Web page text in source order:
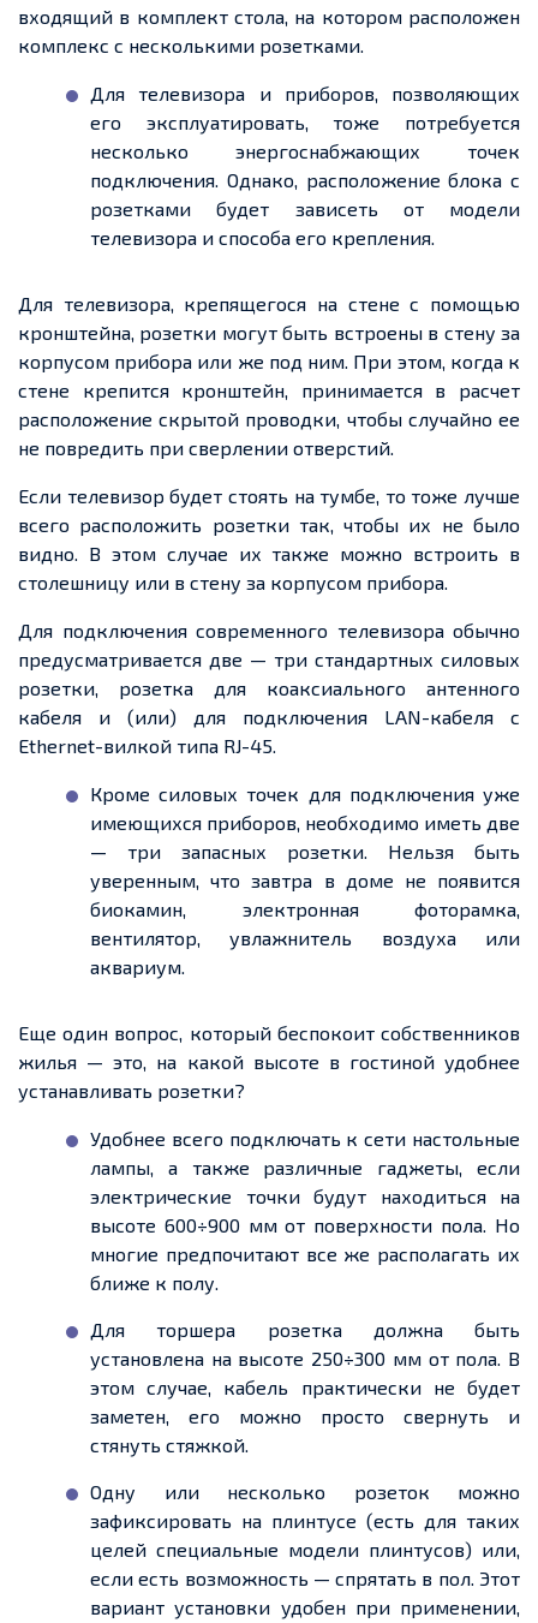
входящий в комплект стола, на котором расположен
комплекс с несколькими розетками.
Для телевизора и приборов, позволяющих
его эксплуатировать, тоже потребуется
несколько энергоснабжающих точек
подключения. Однако, расположение блока с
розетками будет зависеть от модели
телевизора и способа его крепления.
Для телевизора, крепящегося на стене с помощью
кронштейна, розетки могут быть встроены в стену за
корпусом прибора или же под ним. При этом, когда к
стене крепится кронштейн, принимается в расчет
расположение скрытой проводки, чтобы случайно ее
не повредить при сверлении отверстий.
Если телевизор будет стоять на тумбе, то тоже лучше
всего расположить розетки так, чтобы их не было
видно. В этом случае их также можно встроить в
столешницу или в стену за корпусом прибора.
Для подключения современного телевизора обычно
предусматривается две — три стандартных силовых
розетки, розетка для коаксиального антенного
кабеля и (или) для подключения LAN-кабеля с
Ethernet-вилкой типа RJ-45.
Кроме силовых точек для подключения уже
имеющихся приборов, необходимо иметь две
— три запасных розетки. Нельзя быть
уверенным, что завтра в доме не появится
биокамин, электронная фоторамка,
вентилятор, увлажнитель воздуха или
аквариум.
Еще один вопрос, который беспокоит собственников
жилья — это, на какой высоте в гостиной удобнее
устанавливать розетки?
Удобнее всего подключать к сети настольные
лампы, а также различные гаджеты, если
электрические точки будут находиться на
высоте 600÷900 мм от поверхности пола. Но
многие предпочитают все же располагать их
ближе к полу.
Для торшера розетка должна быть
установлена на высоте 250÷300 мм от пола. В
этом случае, кабель практически не будет
заметен, его можно просто свернуть и
стянуть стяжкой.
Одну или несколько розеток можно
зафиксировать на плинтусе (есть для таких
целей специальные модели плинтусов) или,
если есть возможность — спрятать в пол. Этот
вариант установки удобен при применении,